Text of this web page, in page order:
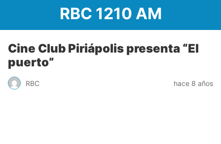
RBC 1210 AM
Cine Club Piriápolis presenta “El
puerto”
RBC hace 8 años